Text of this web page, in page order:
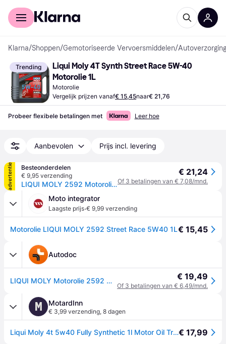
Voor shoppers
Klarna/Shoppen/Gemotoriseerde Vervoersmiddelen/
Trending
Liqui Moly 4T Synth Street Race 5W-40
Motorolie 1L
Motorolie
Vergelijk prijzen vanaf€ 15,45naar€ 21,76
Probeer flexibele betalingen met Leer hoe
Aanbevolen Prijs incl. levering
advertentie
Besteonderdelen
€ 9,95 verzending
LIQUI MOLY 2592 Motorolie 5W-40, Inhoud: 1L
€ 21,24
Of 3 betalingen van € 7,08/mnd.
Moto integrator
Laagste prijs·€ 9,99 verzending
Motorolie LIQUI MOLY 2592 Street Race 5W40 1L€ 15,45
Autodoc
LIQUI MOLY Motorolie 2592 Olie € 19,49
Of 3 betalingen van € 6,49/mnd.
M MotardInn
€ 3,99 verzending, 8 dagen
Liqui Moly 4t 5w40 Fully Synthetic 1l Motor Oil Transparant€ 17,99